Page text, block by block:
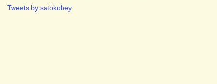
Tweets by satokohey